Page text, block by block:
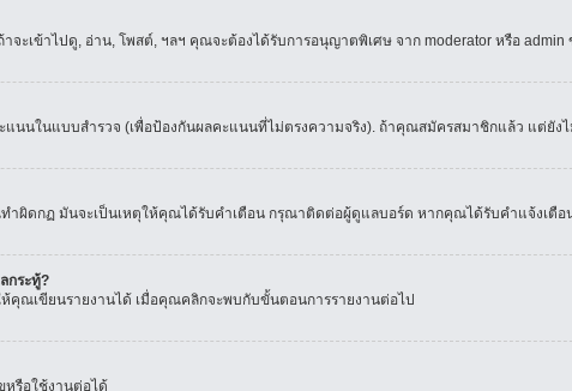
ะเข้าไปดู, อ่าน, โพสต์, ฯลฯ คุณจะต้องได้รับการอนุญาตพิเศษ จาก moderator หรือ
นนในแบบสำรวจ (เพื่อป้องกันผลคะแนนที่ไม่ตรงความจริง). ถ้าคุณสมัครสมาชิกแล้ว แต่ยั
ผิดกฏ มันจะเป็นเหตุให้คุณได้รับคำเตือน กรุณาติดต่อผู้ดูแลบอร์ด หากคุณได้รับคำแจ้งเตือ
กระทู้?
ณเขียนรายงานได้ เมื่อคุณคลิกจะพบกับขั้นตอนการรายงานต่อไป
รือใช้งานต่อได้